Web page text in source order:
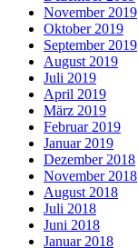
November 2019
Oktober 2019
September 2019
August 2019
Juli 2019
April 2019
März 2019
Februar 2019
Januar 2019
Dezember 2018
November 2018
August 2018
Juli 2018
Juni 2018
Januar 2018